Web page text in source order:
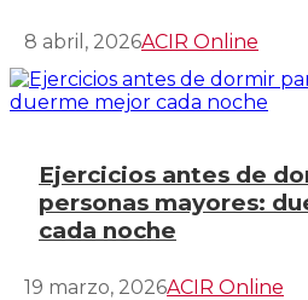
8 abril, 2026ACIR Online
Ejercicios antes de
personas mayores:
cada noche
19 marzo, 2026ACIR Online